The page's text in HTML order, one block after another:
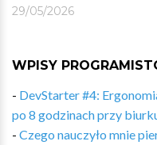
29/05/2026
WPISY
- DevStarter #4:
po 8 godzinach przy
- Czego nauczyło mnie